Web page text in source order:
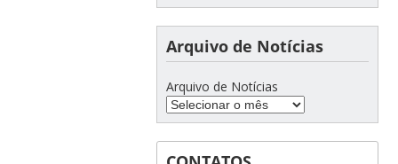
Arquivo de Notícias
Arquivo de Notícias